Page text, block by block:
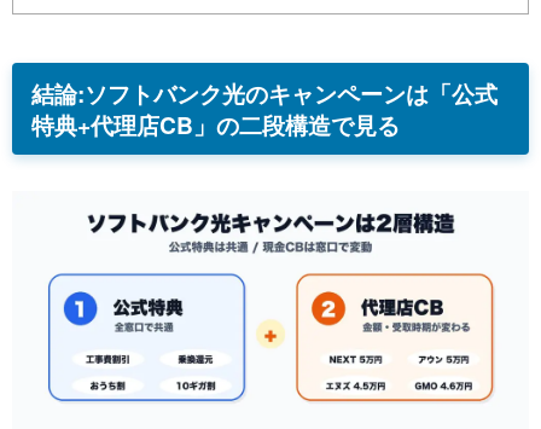
結論:ソフトバンク光のキャンペーンは「公式
特典+代理店CB」の二段構造で見る